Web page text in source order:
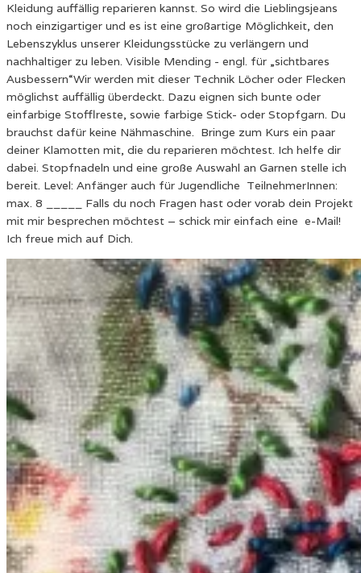
Kleidung auffällig reparieren kannst. So wird die Lieblingsjeans
noch einzigartiger und es ist eine großartige Möglichkeit, den
Lebenszyklus unserer Kleidungsstücke zu verlängern und
nachhaltiger zu leben. Visible Mending - engl. für „sichtbares
Ausbessern“Wir werden mit dieser Technik Löcher oder Flecken
möglichst auffällig überdeckt. Dazu eignen sich bunte oder
einfarbige Stofflreste, sowie farbige Stick- oder Stopfgarn. Du
brauchst dafür keine Nähmaschine. Bringe zum Kurs ein paar
deiner Klamotten mit, die du reparieren möchtest. Ich helfe dir
dabei. Stopfnadeln und eine große Auswahl an Garnen stelle ich
bereit. Level: Anfänger auch für Jugendliche TeilnehmerInnen:
max. 8 _____ Falls du noch Fragen hast oder vorab dein Projekt
mit mir besprechen möchtest – schick mir einfach eine e-Mail!
Ich freue mich auf Dich.